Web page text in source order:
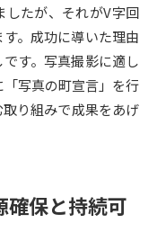
グローバルに強い大学特
スタート号特集ページ
したが、それがV字回
。成功に導いた理由
す。写真撮影に適し
写真の町宣言」を行
り組みで成果をあげ
確保と持続可